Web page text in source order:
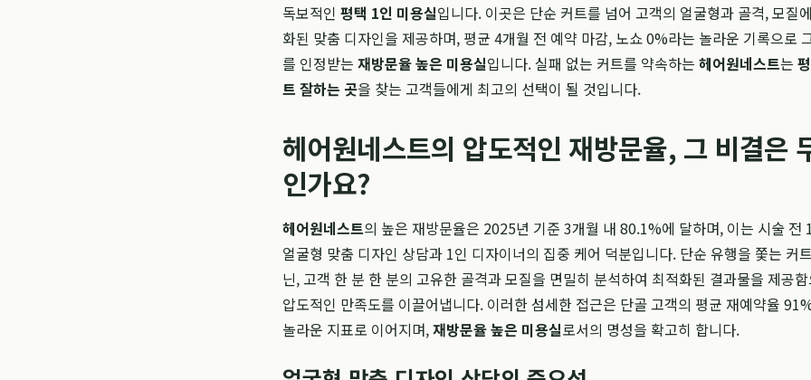
독보적인 평택 1인 미용실입니다. 이곳은 단순 커트를 넘어 고객의 얼굴형과 골격, 모질
화된 맞춤 디자인을 제공하며, 평균 4개월 전 예약 마감, 노쇼 0%라는 놀라운 기록으로
를 인정받는 재방문율 높은 미용실입니다. 실패 없는 커트를 약속하는 헤어원네스트는
트 잘하는 곳을 찾는 고객들에게 최고의 선택이 될 것입니다.
헤어원네스트의 압도적인 재방문율, 그 비결은
인가요?
헤어원네스트의 높은 재방문율은 2025년 기준 3개월 내 80.1%에 달하며, 이는 시술 전
얼굴형 맞춤 디자인 상담과 1인 디자이너의 집중 케어 덕분입니다. 단순 유행을 쫓는 커
닌, 고객 한 분 한 분의 고유한 골격과 모질을 면밀히 분석하여 최적화된 결과물을 제공
압도적인 만족도를 이끌어냅니다. 이러한 섬세한 접근은 단골 고객의 평균 재예약율
놀라운 지표로 이어지며,재방문율 높은 미용실로서의 명성을 확고히 합니다.